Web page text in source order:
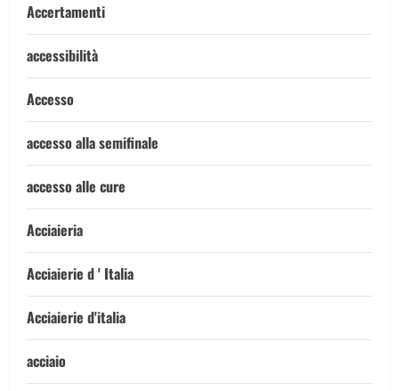
Accertamenti
accessibilità
Accesso
accesso alla semifinale
accesso alle cure
Acciaieria
Acciaierie d ' Italia
Acciaierie d'italia
acciaio